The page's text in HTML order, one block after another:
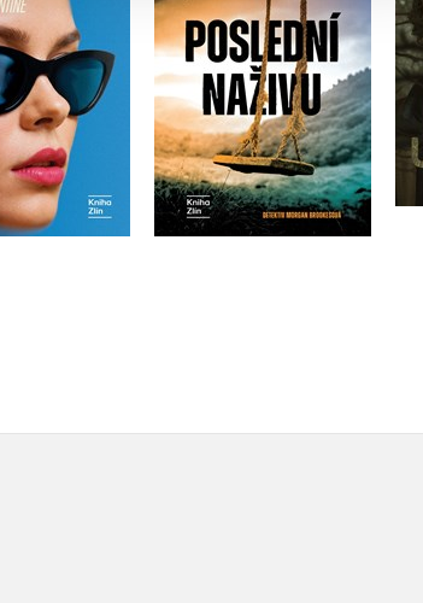
Do košíku
499 Kč
Kč
Do košíku
399 Kč
319 Kč